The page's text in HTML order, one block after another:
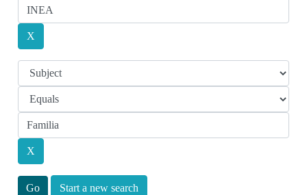
Start a new search